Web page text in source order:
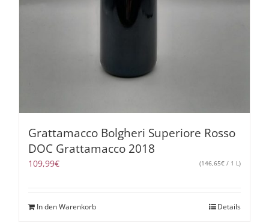
Grattamacco Bolgheri Superiore Rosso
DOC Grattamacco 2018
109,99€ (146,65€/ 1 L)
In den Warenkorb Details